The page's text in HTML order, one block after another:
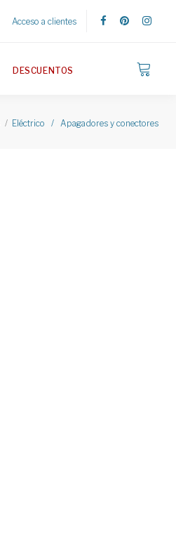
Acceso a clientes
DESCUENTOS
Eléctrico / Apagadores y conectores